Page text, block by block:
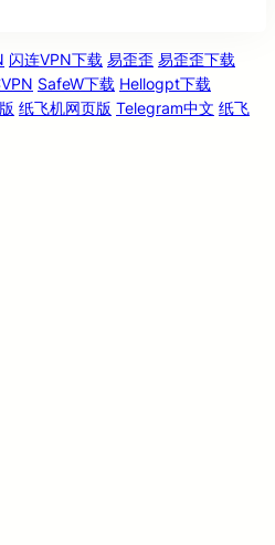
闪连VPN下载 易歪歪 易歪歪下载
SafeW下载 Hellogpt下载
纸飞机网页版 Telegram中文 纸飞